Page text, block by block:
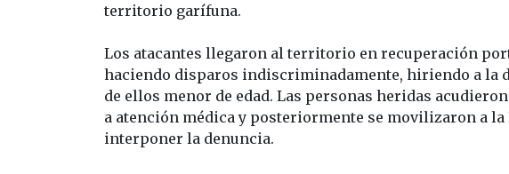
territorio garífuna.
Los atacantes llegaron al territorio en recuperación
haciendo disparos indiscriminadamente, hiriendo a la
de ellos menor de edad. Las personas heridas
a atención médica y posteriormente se movilizaron a
interponer la denuncia.